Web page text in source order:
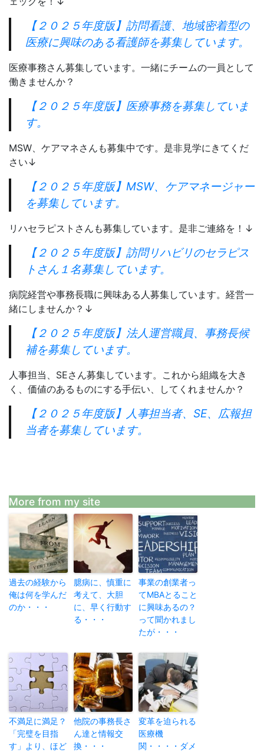
【２０２５年度版】訪問看護、地域密着型の
医療に興味のある看護師を募集しています。
医療事務さん募集しています。一緒にチームの一員として
働きませんか？
【２０２５年度版】医療事務を募集していま
す。
MSW、ケアマネさんも募集中です。是非見学にきてくだ
さい↓
【２０２５年度版】MSW、ケアマネージャー
を募集しています。
リハセラピストさんも募集しています。是非ご連絡を！↓
【２０２５年度版】訪問リハビリのセラピス
トさん１名募集しています。
病院経営や事務長職に興味ある人募集しています。経営一
緒にしませんか？↓
【２０２５年度版】法人運営職員、事務長候
補を募集しています。
人事担当、SEさん募集しています。これから組織を大き
く、価値のあるものにする手伝い、してくれませんか？
【２０２５年度版】人事担当者、SE、広報担
当者を募集しています。
More from my site
過去の経験から
俺は何を学んだ
のか・・・
臆病に、慎重に
考えて、大胆
に、早く行動す
る・・・
事業の創業者っ
てMBAとること
に興味あるの？
って聞かれまし
たが・・・
不満足に満足？
「完璧を目指
す」より、ほど
他院の事務長さ
ん達と情報交
換・・・
変革を迫られる
医療機
関・・・・ダメ